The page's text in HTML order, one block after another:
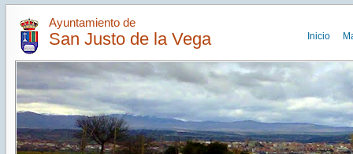
Ayuntamiento de
San Justo de la Vega Inicio